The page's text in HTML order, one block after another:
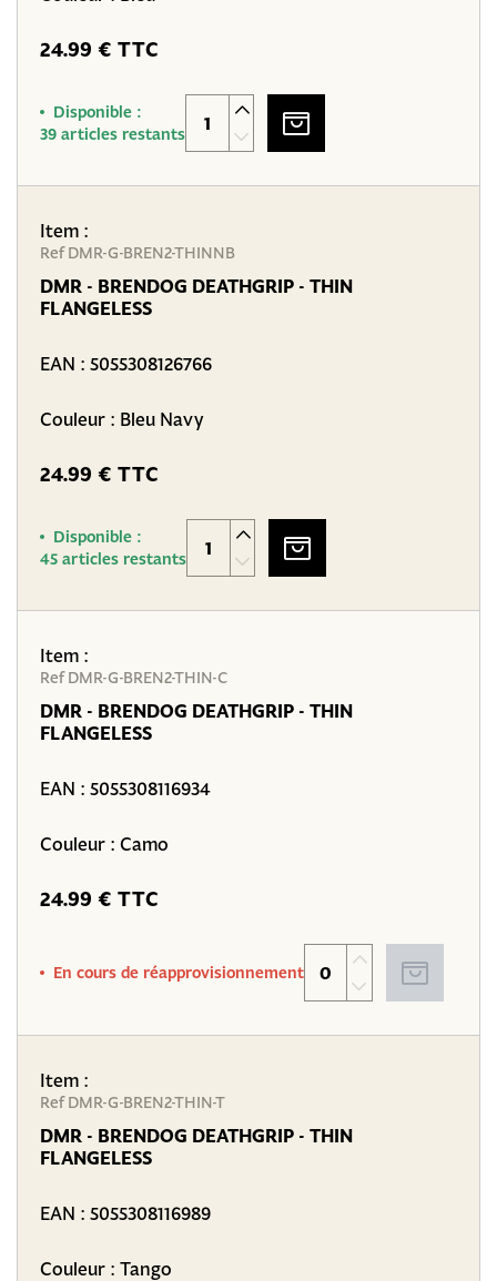
24.99 € TTC
Disponible :
39 articles restants
Item :
Ref DMR-G-BREN2-THINNB
DMR - BRENDOG DEATHGRIP - THIN
FLANGELESS
EAN : 5055308126766
Couleur : Bleu Navy
24.99 € TTC
Disponible :
45 articles restants
Item :
Ref DMR-G-BREN2-THIN-C
DMR - BRENDOG DEATHGRIP - THIN
FLANGELESS
EAN : 5055308116934
Couleur : Camo
24.99 € TTC
En cours de réapprovisionnement
Item :
Ref DMR-G-BREN2-THIN-T
DMR - BRENDOG DEATHGRIP - THIN
FLANGELESS
EAN : 5055308116989
Couleur : Tango